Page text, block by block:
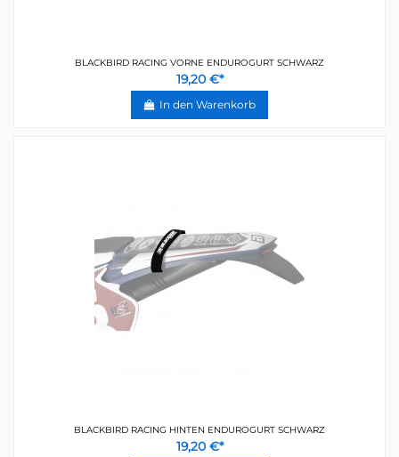
BLACKBIRD RACING VORNE ENDUROGURT SCHWARZ
19,20 €*
In den Warenkorb
BLACKBIRD RACING HINTEN ENDUROGURT SCHWARZ
19,20 €*